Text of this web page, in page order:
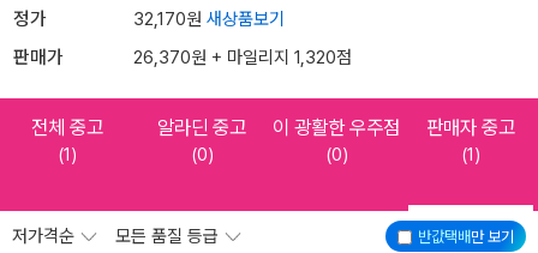
정가 32,170원 새상품보기
판매가 26,370원 + 마일리지 1,320점
전체 중고
(1)
알라딘 중고
(0)
이 광활한 우주점
(0)
판매자 중고
(1)
반값택배만 보기
저가격순 모든 품질 등급